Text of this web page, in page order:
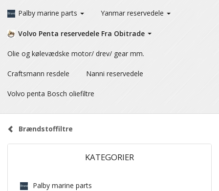
Palby marine parts Yanmar reservedele
Volvo Penta reservedele Fra Obitrade
Olie og kølevædske motor/ drev/ gear mm.
Craftsmann resdele Nanni reservedele
Volvo penta Bosch oliefiltre
Brændstoffiltre
KATEGORIER
Palby marine parts